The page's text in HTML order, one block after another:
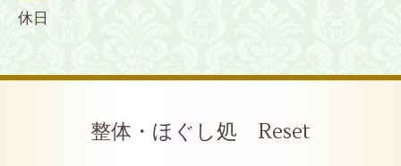
休日
整体・ほぐし処 Reset